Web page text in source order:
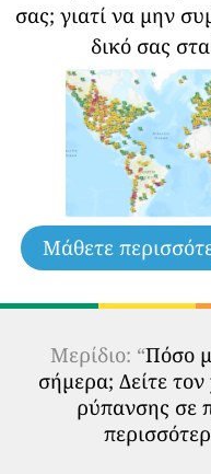
σας; γιατί να μην
δικό σας
Μάθετε
Μερίδιο: “Πόσο
σήμερα; Δείτε
ρύπανσης σε